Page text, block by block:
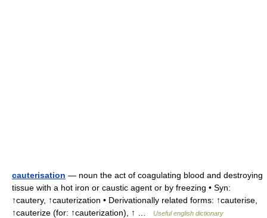
cauterisation — noun the act of coagulating blood and destroying
tissue with a hot iron or caustic agent or by freezing • Syn:
↑cautery, ↑cauterization • Derivationally related forms: ↑cauterise,
↑cauterize (for: ↑cauterization), ↑ …
Useful english dictionary